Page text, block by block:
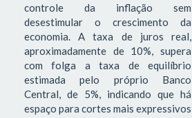
controle da inflação sem
desestimular o crescimento da
economia. A taxa de juros real,
aproximadamente de 10%, supera
com folga a taxa de equilíbrio
estimada pelo próprio Banco
Central, de 5%, indicando que há
espaço para cortes mais expressivos